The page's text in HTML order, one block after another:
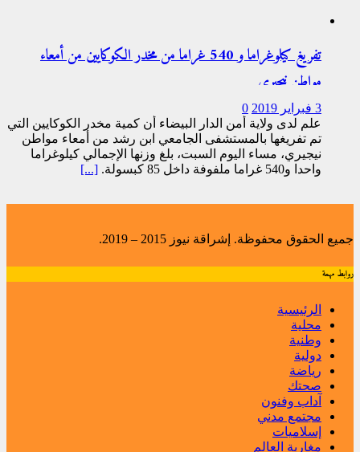
تفريغ كيلوغراما و 540 غراما من مخدر الكوكايين من أمعاء
مواطن نيجيري
3 فبراير 2019
0
علم لدى ولاية أمن الدار البيضاء أن كمية مخدر الكوكايين التي
تم تفريغها بالمستشفى الجامعي ابن رشد من أمعاء مواطن
نيجيري، مساء اليوم السبت، بلغ وزنها الإجمالي كيلوغراما
واحدا و540 غراما ملفوفة داخل 85 كبسولة.
[...]
جميع الحقوق محفوظة. إشراقة نيوز 2015 – 2019.
روابط مهمة
الرئيسية
محلية
وطنية
دولية
رياضة
صحتك
آداب وفنون
مجتمع مدني
إسلاميات
مغاربة العالم